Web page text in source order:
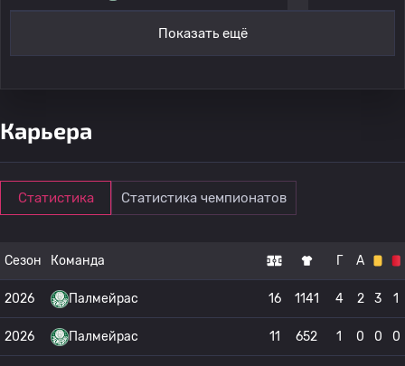
Показать ещё
Карьера
Статистика Статистика чемпионатов
Сезон Команда Г А
2026 Палмейрас 16 1141 4 2 3 1
2026 Палмейрас 11 652 1 0 0 0